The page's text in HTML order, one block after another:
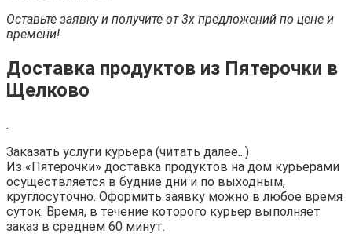
Оставьте заявку и получите от 3х предложений по цене и
времени!
Доставка продуктов из Пятерочки в
Щелково
.
Заказать услуги курьера (читать далее...)
Из «Пятерочки» доставка продуктов на дом курьерами
осуществляется в будние дни и по выходным,
круглосуточно. Оформить заявку можно в любое время
суток. Время, в течение которого курьер выполняет
заказ в среднем 60 минут.